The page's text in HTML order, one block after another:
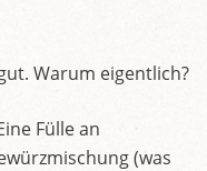
Warum eigentlich?
Fülle an
(was